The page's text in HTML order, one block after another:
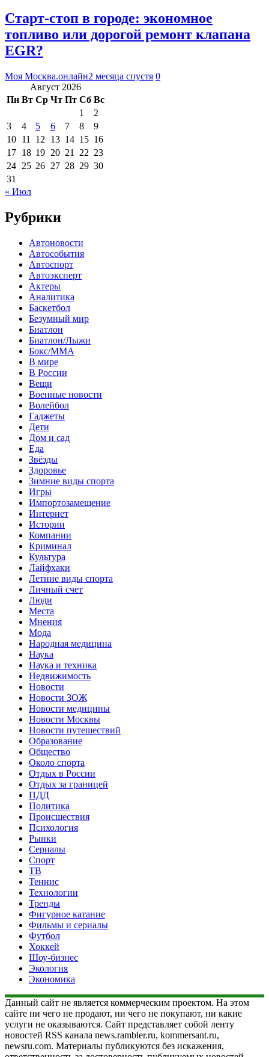
Старт-стоп в городе: экономное
топливо или дорогой ремонт клапана
EGR?
Моя Москва.онлайн2 месяца спустя 0
Август 2026
Пн Вт Ср Чт Пт Сб Вс
1
2
3
4 5 6 7 8
9
10 11 12 13 14 15 16
17 18 19 20 21 22 23
24 25 26 27 28 29 30
31
« Июл
Рубрики
Автоновости
Автособытия
Автоспорт
Автоэксперт
Актеры
Аналитика
Баскетбол
Безумный мир
Биатлон
Биатлон/Лыжи
Бокс/MMA
В мире
В России
Вещи
Военные новости
Волейбол
Гаджеты
Дети
Дом и сад
Еда
Звёзды
Здоровье
Зимние виды спорта
Игры
Импортозамещение
Интернет
Истории
Компании
Криминал
Культура
Лайфхаки
Летние виды спорта
Личный счет
Люди
Места
Мнения
Мода
Народная медицина
Наука
Наука и техника
Недвижимость
Новости
Новости ЗОЖ
Новости медицины
Новости Москвы
Новости путешествий
Образование
Общество
Около спорта
Отдых в России
Отдых за границей
ПДД
Политика
Происшествия
Психология
Рынки
Сериалы
Спорт
ТВ
Теннис
Технологии
Тренды
Фигурное катание
Фильмы и сериалы
Футбол
Хоккей
Шоу-бизнес
Экология
Экономика
Данный сайт не является коммерческим проектом. На этом
сайте ни чего не продают, ни чего не покупают, ни какие
услуги не оказываются. Сайт представляет собой ленту
новостей RSS канала news.rambler.ru, kommersant.ru,
newsru.com. Материалы публикуются без искажения,